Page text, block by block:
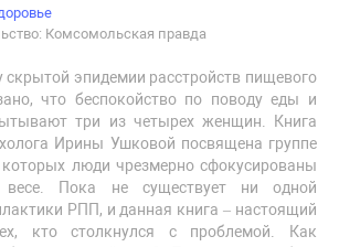
Комсомольская правда
эпидемии расстройств пищевого
что беспокойство по поводу еды и
три из четырех женщин. Книга
Ирины Ушковой посвящена группе
которых люди чрезмерно сфокусированы
весе. Пока не существует ни одной
РПП, и данная книга – настоящий
кто столкнулся с проблемой. Как